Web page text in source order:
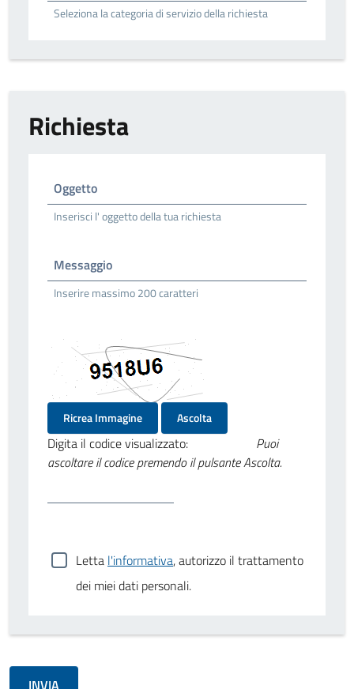
Seleziona la categoria di servizio della richiesta
Richiesta
Oggetto
Inserisci l' oggetto della tua richiesta
Messaggio
Inserire massimo 200 caratteri
Ricrea Immagine Ascolta
Digita il codice visualizzato:
Puoi
ascoltare il codice premendo il pulsante Ascolta.
Letta l'informativa, autorizzo il trattamento
dei miei dati personali.